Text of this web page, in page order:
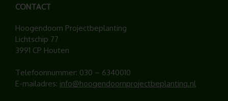
CONTACT
Hoogendoorn Projectbeplanting
Lichtschip 77
3991 CP Houten
Telefoonnummer: 030 – 6340010
E-mailadres: info@hoogendoornprojectbeplanting.nl